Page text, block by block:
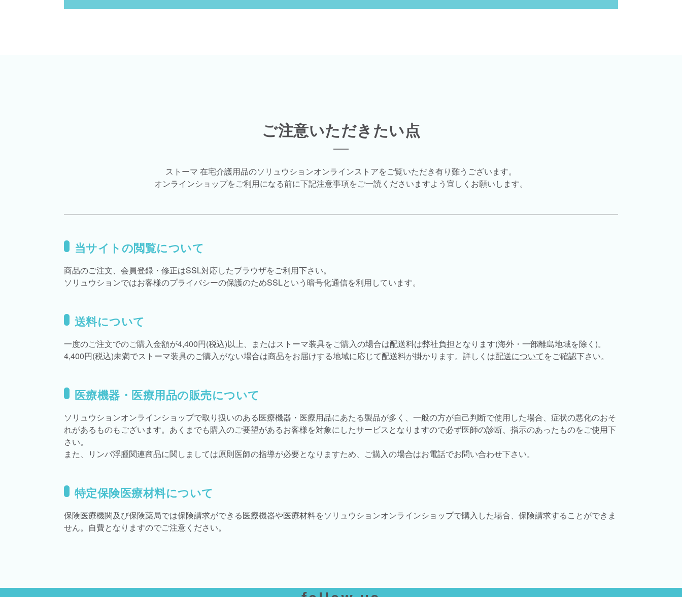
ご注意いただきたい点
ストーマ 在宅介護用品のソリュウションオンラインストアをご覧いただき有り難うございます。
オンラインショップをご利用になる前に下記注意事項をご一読くださいますよう宜しくお願いします。
当サイトの閲覧について
商品のご注文、会員登録・修正はSSL対応したブラウザをご利用下さい。
ソリュウションではお客様のプライバシーの保護のためSSLという暗号化通信を利用しています。
送料について
一度のご注文でのご購入金額が4,400円(税込)以上、またはストーマ装具をご購入の場合は配送料は弊社負担となります(海外・一部離島地域を除く)。
4,400円(税込)未満でストーマ装具のご購入がない場合は商品をお届けする地域に応じて配送料が掛かります。詳しくは配送についてをご確認下さい。
医療機器・医療用品の販売について
ソリュウションオンラインショップで取り扱いのある医療機器・医療用品にあたる製品が多く、一般の方が自己判断で使用した場合、症状の悪化のおそ
れがあるものもございます。あくまでも購入のご要望があるお客様を対象にしたサービスとなりますので必ず医師の診断、指示のあったものをご使用下
さい。
また、リンパ浮腫関連商品に関しましては原則医師の指導が必要となりますため、ご購入の場合はお電話でお問い合わせ下さい。
特定保険医療材料について
保険医療機関及び保険薬局では保険請求ができる医療機器や医療材料をソリュウションオンラインショップで購入した場合、保険請求することができま
せん。自費となりますのでご注意ください。